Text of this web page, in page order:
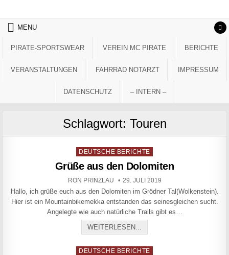
MENU
PIRATE-SPORTSWEAR VEREIN MC PIRATE BERICHTE
VERANSTALTUNGEN FAHRRAD NOTARZT IMPRESSUM
DATENSCHUTZ – INTERN –
Schlagwort: Touren
Posted in
DEUTSCHE BERICHTE
Grüße aus den Dolomiten
AUTHOR:
RON PRINZLAU PUBLISHED DATE:
29. JULI 2019
Hallo, ich grüße euch aus den Dolomiten im Grödner Tal(Wolkenstein).
Hier ist ein Mountainbikemekka entstanden das seinesgleichen sucht.
Angelegte wie auch natürliche Trails gibt es…
WEITERLESEN...
Posted in
DEUTSCHE BERICHTE